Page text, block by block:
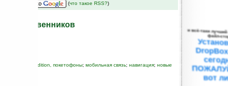
(что такое RSS?)
путешественников
PC Phone Edition, покетофоны; мобильная связь; навигация; новые
и всё-таки
файл-
вот